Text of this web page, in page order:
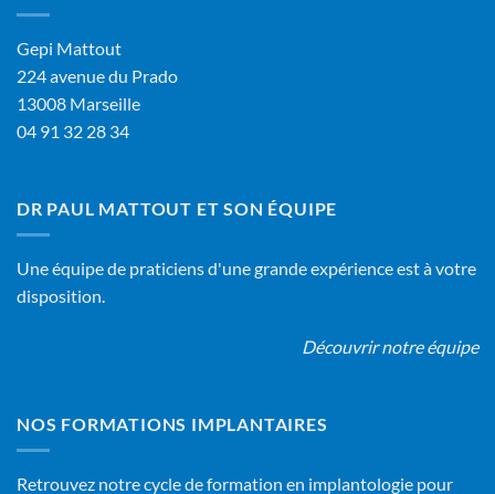
Gepi Mattout
224 avenue du Prado
13008 Marseille
04 91 32 28 34
DR PAUL MATTOUT ET SON ÉQUIPE
Une équipe de praticiens d'une grande expérience est à votre
disposition.
Découvrir notre équipe
NOS FORMATIONS IMPLANTAIRES
Retrouvez notre cycle de formation en implantologie pour